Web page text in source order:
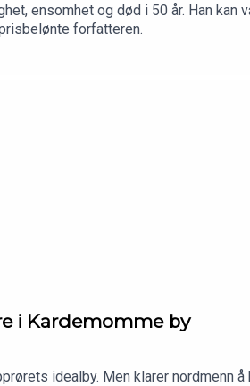
ensomhet og død i 50 år. Han kan
forfatteren.
i Kardemomme by
idealby. Men klarer nordmenn